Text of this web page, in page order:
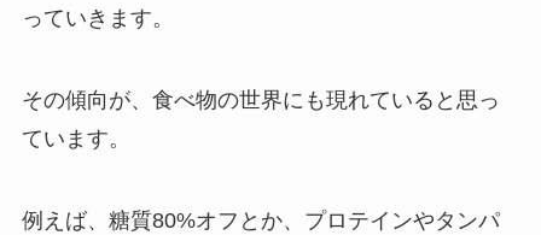
っていきます。
その傾向が、食べ物の世界にも現れていると思っ
ています。
例えば、糖質80%オフとか、プロテインやタンパ